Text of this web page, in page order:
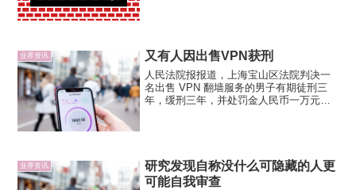
业界资讯 又有人因出售VPN获刑
人民法院报报道，上海宝山区法院判决一
名出售 VPN 翻墙服务的男子有期徒刑三
年，缓刑三年，并处罚金人民币一万元。
业界资讯
研究发现自称没什么可隐藏的人更
可能自我审查